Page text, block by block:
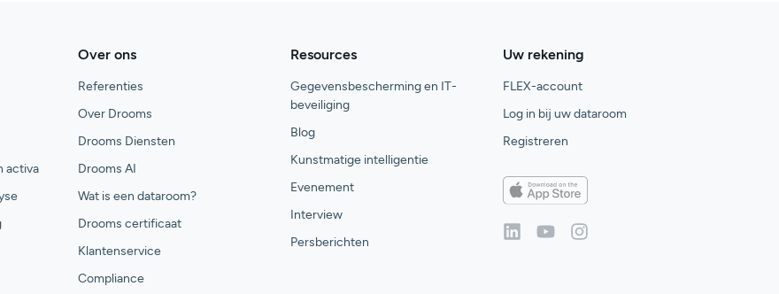
activa
Over ons
Referenties
Over Drooms
Drooms Diensten
Drooms AI
Wat is een dataroom?
Drooms certificaat
Klantenservice
Compliance
Resources
Gegevensbescherming en IT-
beveiliging
Blog
Kunstmatige intelligentie
Evenement
Interview
Persberichten
Uw rekening
FLEX-account
Log in bij uw dataroom
Registreren